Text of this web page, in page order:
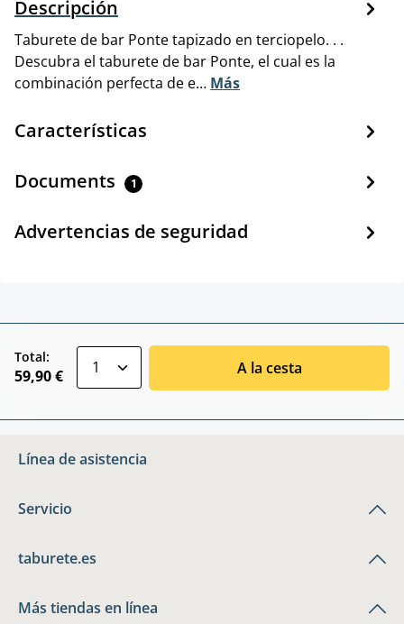
Descripción
Taburete de bar Ponte tapizado en terciopelo. . .
Descubra el taburete de bar Ponte, el cual es la
combinación perfecta de e… Más
Características
Documents 1
Advertencias de seguridad
Total:
59,90 € A la cesta
Línea de asistencia
Servicio
taburete.es
Más tiendas en línea